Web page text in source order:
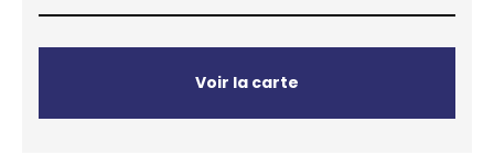
Voir la carte